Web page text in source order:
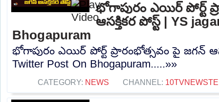
భోగాపురం ఎయిర్ పోర్ట్
ఆసక్తికర పోస్ట్ | YS
Bhogapuram
భోగాపురం ఎయిర్ పోర్ట్ ప్రారంభోత్సవం పై జగన్
Twitter Post On Bhogapuram.....»»
CATEGORY: NEWS CHANNEL: